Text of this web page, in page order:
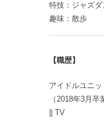
特技：ジャズ
趣味：散歩
【職歴】
アイドルユニ
（2018年3月卒
|| TV